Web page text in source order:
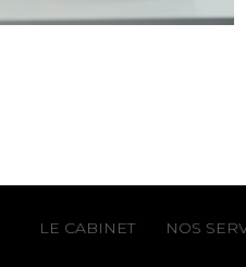
Footer
LE CABINET NOS